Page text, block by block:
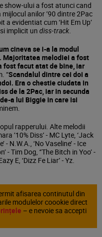
show-ului a fost atunci cand
anilor ’90 dintre 2Pac
evidentiat cum ‘Hit Em Up’
implicit un diss-track.
cineva se i-a la modul
Majoritatea melodiei a fost
fost facut atat de bine, iar
“Scandalul dintre cei doi a
Era o chestie ciudata in
de la 2Pac, iar in secunda
a lui Biggie in care isi
rapperului. Alte melodii
’10% Diss’ - MC Lyte, ‘Jack
- N.W.A., ‘No Vaseline’ - Ice
- Tim Dog, ‘’The Bitch in Yoo’ -
E, ‘Dizz Fe Liar’ - Yz.
afisarea continutul din
modulelor coookie direct
– e nevoie sa accepti